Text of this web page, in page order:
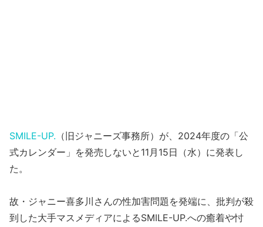
SMILE-UP. （旧ジャニーズ事務所）が、2024年度の「公
式カレンダー」を発売しないと11月15日（水）に発表し
た。
故・ジャニー喜多川さんの性加害問題を発端に、批判が殺
到した大手マスメディアによるSMILE-UP.への癒着や忖